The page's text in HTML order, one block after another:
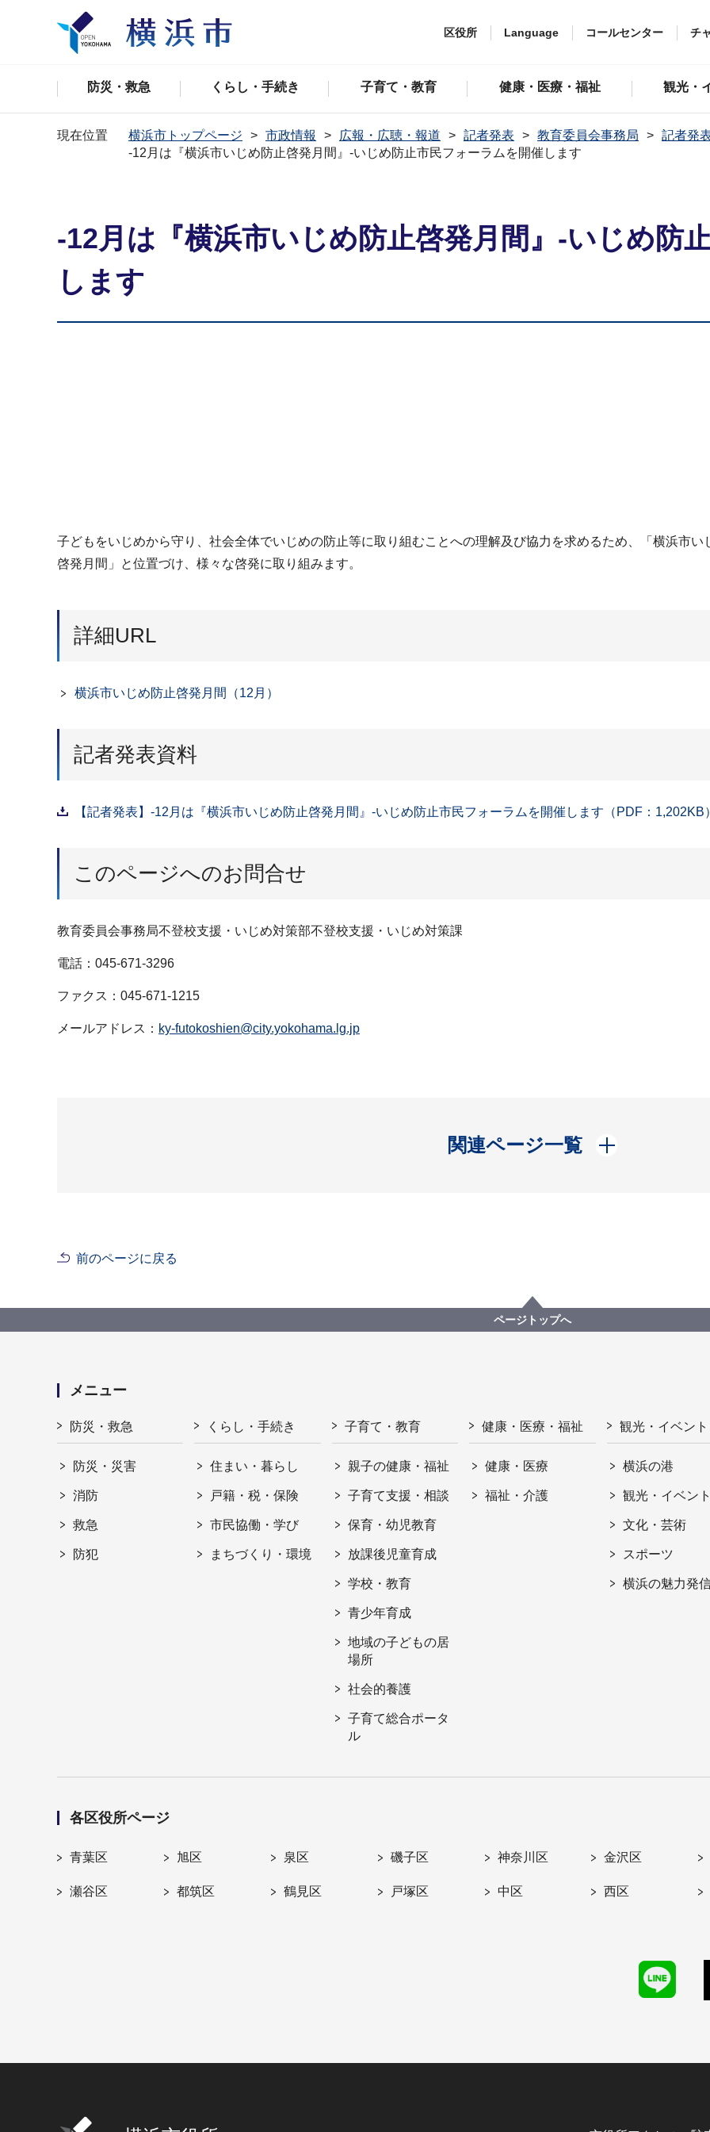
区役所 Language コールセンター チ
防災・救急 くらし・手続き 子育て・教育 健康・医療・福祉 観光・
現在位置 横浜市トップページ 市政情報 広報・広聴・報道 記者発表 教育委員会事務局
記者発
-12月は『横浜市いじめ防止啓発月間』-いじめ防止市民フォーラムを開催します
-12月は『横浜市いじめ防止啓発月間』-いじめ防
します
子どもをいじめから守り、社会全体でいじめの防止等に取り組むことへの理解及び協力を求めるため、「横浜市
啓発月間」と位置づけ、様々な啓発に取り組みます。
詳細URL
横浜市いじめ防止啓発月間（12月）
記者発表資料
【記者発表】-12月は『横浜市いじめ防止啓発月間』-いじめ防止市民フォーラムを開催します（PDF：1,202KB
このページへのお問合せ
教育委員会事務局不登校支援・いじめ対策部不登校支援・いじめ対策課
電話：045-671-3296
ファクス：045-671-1215
メールアドレス： ky-futokoshien@city.yokohama.lg.jp
関連ページ一覧
開く
前のページに戻る
ページトップへ
メニュー
防災・救急
防災・災害
消防
救急
防犯
くらし・手続き
住まい・暮らし
戸籍・税・保険
市民協働・学び
まちづくり・環境
子育て・教育
親子の健康・福祉
子育て支援・相談
保育・幼児教育
放課後児童育成
学校・教育
青少年育成
地域の子どもの居
場所
社会的養護
子育て総合ポータ
ル
健康・医療・福祉
健康・医療
福祉・介護
観光・イベント
横浜の港
観光・イベン
文化・芸術
スポーツ
横浜の魅力発
各区役所ページ
青葉区 旭区 泉区 磯子区 神奈川区 金沢区
瀬谷区 都筑区 鶴見区 戸塚区 中区 西区